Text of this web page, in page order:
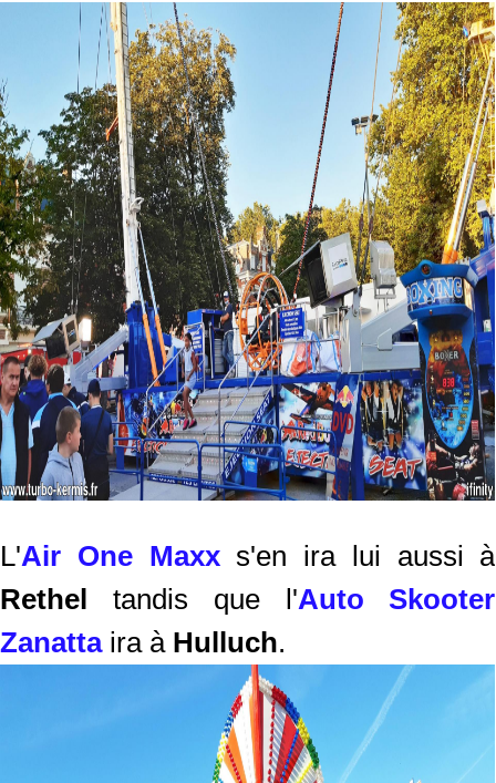
L'Air One Maxxs'en ira lui aussi à
Rethel tandis que l'Auto Skooter
Zanattaira à Hulluch.